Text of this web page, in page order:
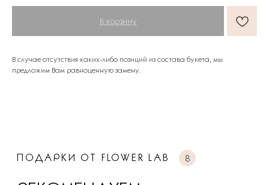
В корзину
В случае отсутствия каких-либо позиций из состава букета, мы
предложим Вам равноценную замену.